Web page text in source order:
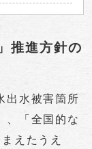
推進方針の
水被害箇所
、「全国的な
えたうえ